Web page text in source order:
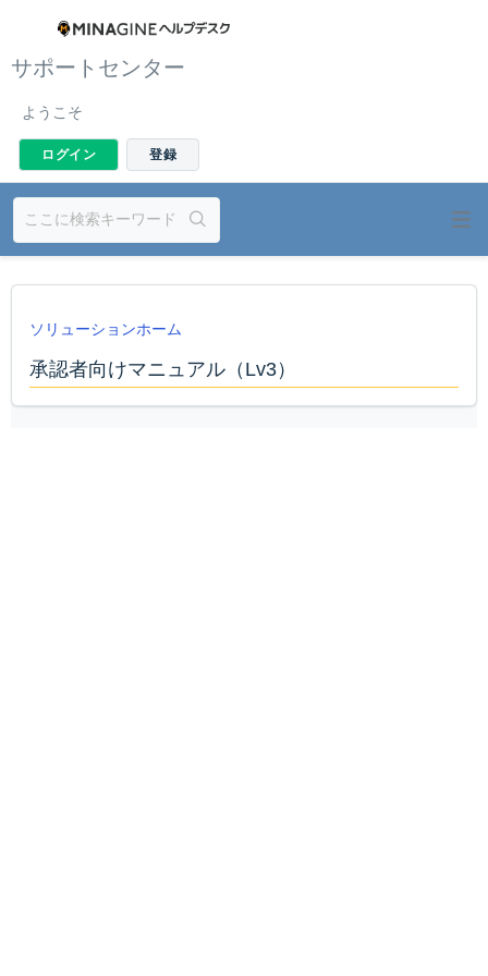
サポートセンター
ようこそ
ログイン 登録
ソリューションホーム
承認者向けマニュアル（Lv3）